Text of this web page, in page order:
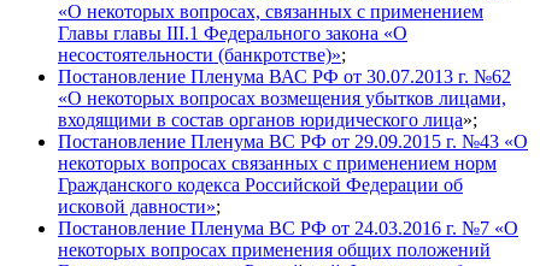
«О некоторых вопросах, связанных с применением
Главы главы III.1 Федерального закона «О
несостоятельности (банкротстве)»;
Постановление Пленума ВАС РФ от 30.07.2013 г. №62
«О некоторых вопросах возмещения убытков лицами,
входящими в состав органов юридического лица»;
Постановление Пленума ВС РФ от 29.09.2015 г. №43 «О
некоторых вопросах связанных с применением норм
Гражданского кодекса Российской Федерации об
исковой давности»;
Постановление Пленума ВС РФ от 24.03.2016 г. №7 «О
некоторых вопросах применения общих положений